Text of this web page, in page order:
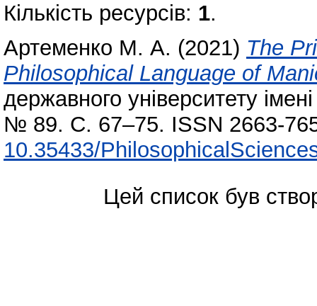
Кількість ресурсів: 1.
Артеменко М. А. (2021) The
Philosophical Language of
державного університету
№ 89. С. 67–75. ISSN 2663-
10.35433/
Цей список був